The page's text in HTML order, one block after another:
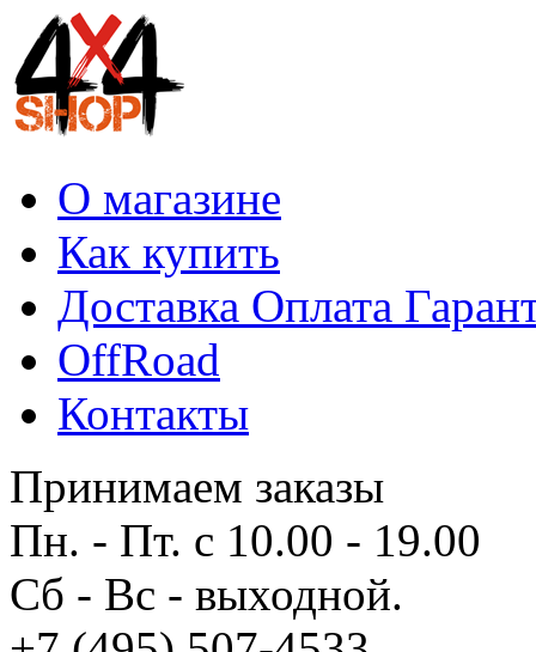
О магазине
Как купить
Доставка Оплата
OffRoad
Контакты
Принимаем заказы
Пн. - Пт. с 10.00 - 19.00
Сб - Вс - выходной.